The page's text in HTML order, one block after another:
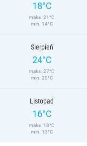
18°C
maks. 21°C
min. 14°C
Sierpień
24°C
maks. 27°C
min. 20°C
Listopad
16°C
maks. 18°C
min. 13°C